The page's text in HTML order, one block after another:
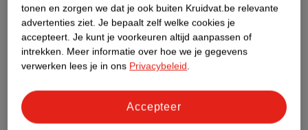
Dit product heeft (nog) geen Nature
Impact Score.
Meer informatie
Bestel & Bezorginformatie
tonen en zorgen we dat je ook buiten Kruidvat.be relevante
advertenties ziet. Je bepaalt zelf welke cookies je
accepteert. Je kunt je voorkeuren altijd aanpassen of
intrekken. Meer informatie over hoe we je gegevens
verwerken lees je in ons Privacybeleid.
Accepteer